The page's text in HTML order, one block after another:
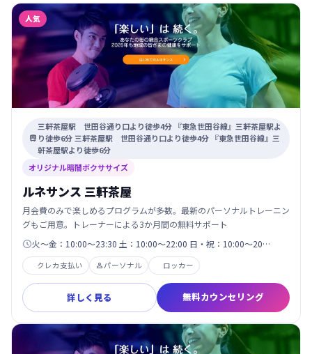
人気

三軒茶屋駅 世田谷通り口より徒歩4分 『東急世田谷線』三軒茶屋駅よ
り徒歩6分 三軒茶屋駅 世田谷通り口より徒歩4分 『東急世田谷線』三
軒茶屋駅より徒歩6分
オリジナル暗闇ボクササイズ
ルネサンス 三軒茶屋
月会費のみで楽しめるプログラムが多数。最新のパーソナルトレーニン
グもご用意。トレーナーによる3か月間の無料サポート
火～金：10:00～23:30 土：10:00～22:00 日・祝：10:00～20…
クレカ支払い パーソナル ロッカー
詳しく見る 無料カウンセリング